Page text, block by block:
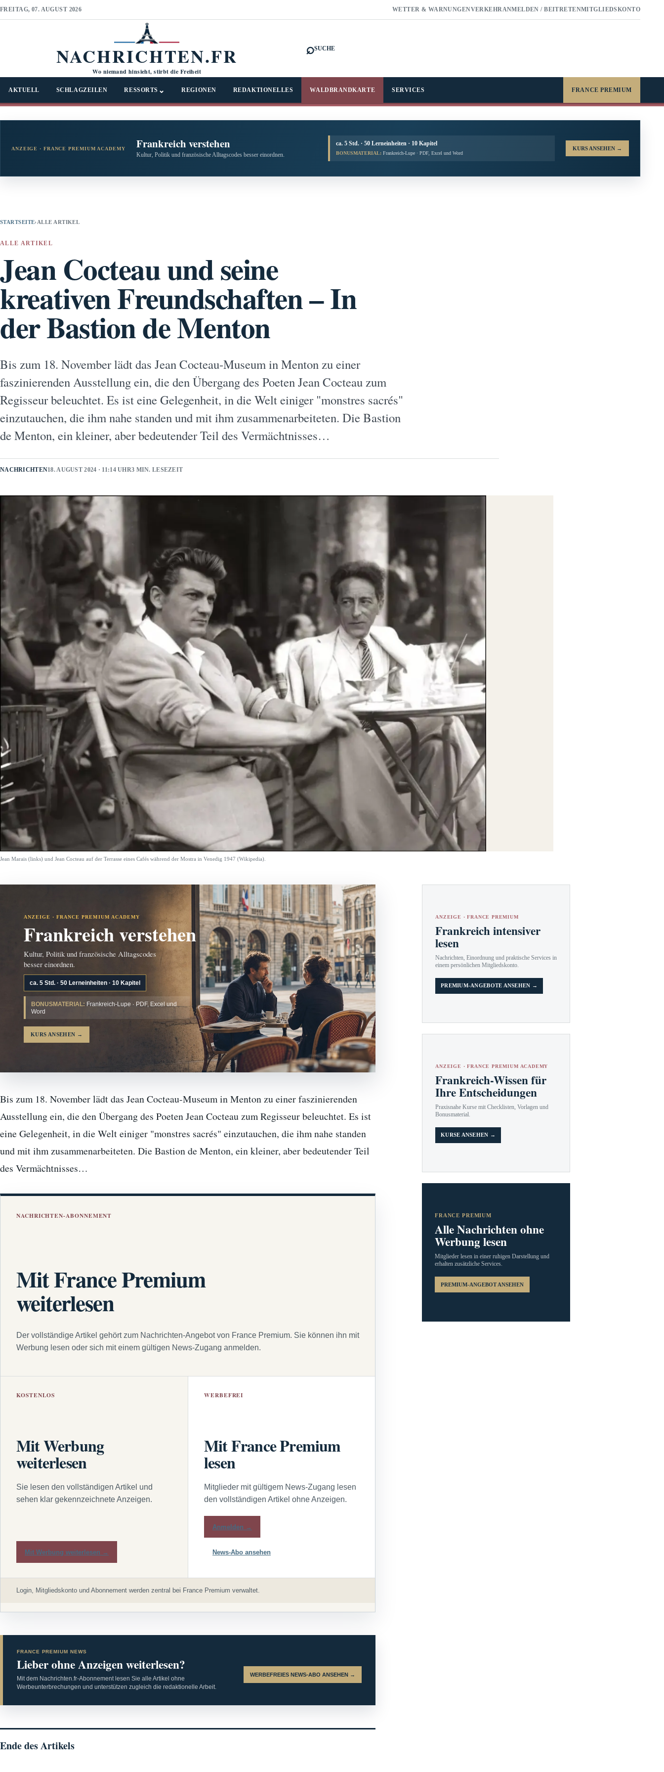
FREITAG, 07. AUGUST 2026 WETTER & WARNUNGENVERKEHRANMELDEN / BEITRETENMITGLIEDSKONTO
NACHRICHTEN.FR
Wo niemand hinsieht, stirbt die Freiheit
⌕SUCHE
AKTUELL SCHLAGZEILEN RESSORTS ⌄ REGIONEN REDAKTIONELLES WALDBRANDKARTE SERVICES FRANCE PREMIUM
ANZEIGE · FRANCE PREMIUM ACADEMY Frankreich verstehen
Kultur, Politik und französische Alltagscodes besser einordnen.
ca. 5 Std. · 50 Lerneinheiten · 10 Kapitel
BONUSMATERIAL: Frankreich-Lupe · PDF, Excel und Word
KURS ANSEHEN →
STARTSEITE› ALLE ARTIKEL
ALLE ARTIKEL
Jean Cocteau und seine
kreativen Freundschaften – In
der Bastion de Menton
Bis zum 18. November lädt das Jean Cocteau-Museum in Menton zu einer
faszinierenden Ausstellung ein, die den Übergang des Poeten Jean Cocteau zum
Regisseur beleuchtet. Es ist eine Gelegenheit, in die Welt einiger "monstres sacrés"
einzutauchen, die ihm nahe standen und mit ihm zusammenarbeiteten. Die Bastion
de Menton, ein kleiner, aber bedeutender Teil des Vermächtnisses…
NACHRICHTEN18. AUGUST 2024 · 11:14 UHR3 MIN. LESEZEIT
Jean Marais (links) und Jean Cocteau auf der Terrasse eines Cafés während der Mostra in Venedig 1947 (Wikipedia).
ANZEIGE · FRANCE PREMIUM ACADEMY
Frankreich verstehen
Kultur, Politik und französische Alltagscodes
besser einordnen.
ca. 5 Std. · 50 Lerneinheiten · 10 Kapitel
BONUSMATERIAL: Frankreich-Lupe · PDF, Excel und
Word
KURS ANSEHEN →
Bis zum 18. November lädt das Jean Cocteau-Museum in Menton zu einer faszinierenden
Ausstellung ein, die den Übergang des Poeten Jean Cocteau zum Regisseur beleuchtet. Es ist
eine Gelegenheit, in die Welt einiger "monstres sacrés" einzutauchen, die ihm nahe standen
und mit ihm zusammenarbeiteten. Die Bastion de Menton, ein kleiner, aber bedeutender Teil
des Vermächtnisses…
NACHRICHTEN-ABONNEMENT
Mit France Premium
weiterlesen
Der vollständige Artikel gehört zum Nachrichten-Angebot von France Premium. Sie können ihn mit
Werbung lesen oder sich mit einem gültigen News-Zugang anmelden.
KOSTENLOS
Mit Werbung
weiterlesen
Sie lesen den vollständigen Artikel und
sehen klar gekennzeichnete Anzeigen.
Mit Werbung weiterlesen →
WERBEFREI
Mit France Premium
lesen
Mitglieder mit gültigem News-Zugang lesen
den vollständigen Artikel ohne Anzeigen.
Anmelden →
News-Abo ansehen
Login, Mitgliedskonto und Abonnement werden zentral bei France Premium verwaltet.
FRANCE PREMIUM NEWS
Lieber ohne Anzeigen weiterlesen?
Mit dem Nachrichten.fr-Abonnement lesen Sie alle Artikel ohne
Werbeunterbrechungen und unterstützen zugleich die redaktionelle Arbeit.
WERBEFREIES NEWS-ABO ANSEHEN →
Ende des Artikels
ANZEIGE · FRANCE PREMIUM
Frankreich intensiver
lesen
Nachrichten, Einordnung und praktische Services in
einem persönlichen Mitgliedskonto.
PREMIUM-ANGEBOTE ANSEHEN →
ANZEIGE · FRANCE PREMIUM ACADEMY
Frankreich-Wissen für
Ihre Entscheidungen
Praxisnahe Kurse mit Checklisten, Vorlagen und
Bonusmaterial.
KURSE ANSEHEN →
FRANCE PREMIUM
Alle Nachrichten ohne
Werbung lesen
Mitglieder lesen in einer ruhigen Darstellung und
erhalten zusätzliche Services.
PREMIUM-ANGEBOT ANSEHEN